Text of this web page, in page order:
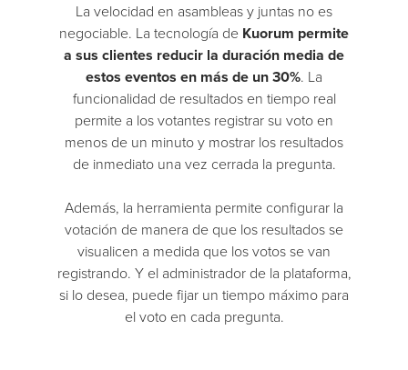
La velocidad en asambleas y juntas no es
negociable. La tecnología de Kuorum permite
a sus clientes reducir la duración media de
estos eventos en más de un 30%. La
funcionalidad de resultados en tiempo real
permite a los votantes registrar su voto en
menos de un minuto y mostrar los resultados
de inmediato una vez cerrada la pregunta.
Además, la herramienta permite configurar la
votación de manera de que los resultados se
visualicen a medida que los votos se van
registrando. Y el administrador de la plataforma,
si lo desea, puede fijar un tiempo máximo para
el voto en cada pregunta.